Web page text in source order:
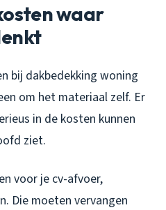
waar
bij dakbedekking woning
om het materiaal zelf. Er
in de kosten kunnen
ziet.
voor je cv-afvoer,
Die moeten vervangen